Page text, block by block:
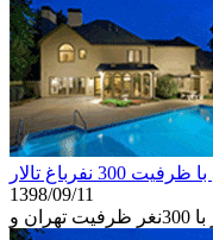
300 نفرباغ تالار
1398/09/11
و